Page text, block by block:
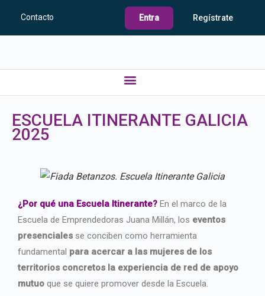
Contacto Entra Regístrate
ESCUELA ITINERANTE GALICIA
2025
¿Por qué una Escuela Itinerante? En el marco de la
Escuela de Emprendedoras Juana Millán, los eventos
presenciales se conciben como herramienta
fundamental para acercar a las mujeres de los
territorios concretos la experiencia de red de apoyo
mutuo que se quiere promover desde la Escuela.